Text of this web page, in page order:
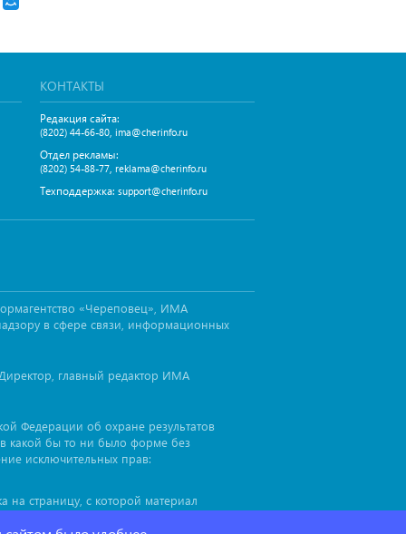
КОНТАКТЫ
Редакция сайта:
(8202) 44-66-80, ima@cherinfo.ru
Отдел рекламы:
(8202) 54-88-77, reklama@cherinfo.ru
Техподдержка: support@cherinfo.ru
«Череповец», ИМА
в сфере связи, информационных
главный редактор ИМА
Федерации об охране результатов
какой бы то ни было форме без
исключительных прав:
на страницу, с которой материал